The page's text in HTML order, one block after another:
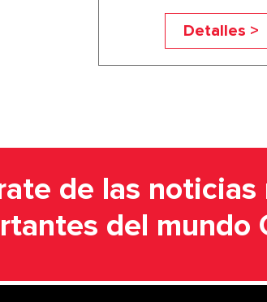
Detalles >
de las noticias
del mundo